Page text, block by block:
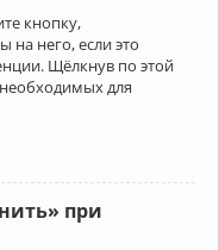
кнопку,
на него, если это
Щёлкнув по этой
для
при